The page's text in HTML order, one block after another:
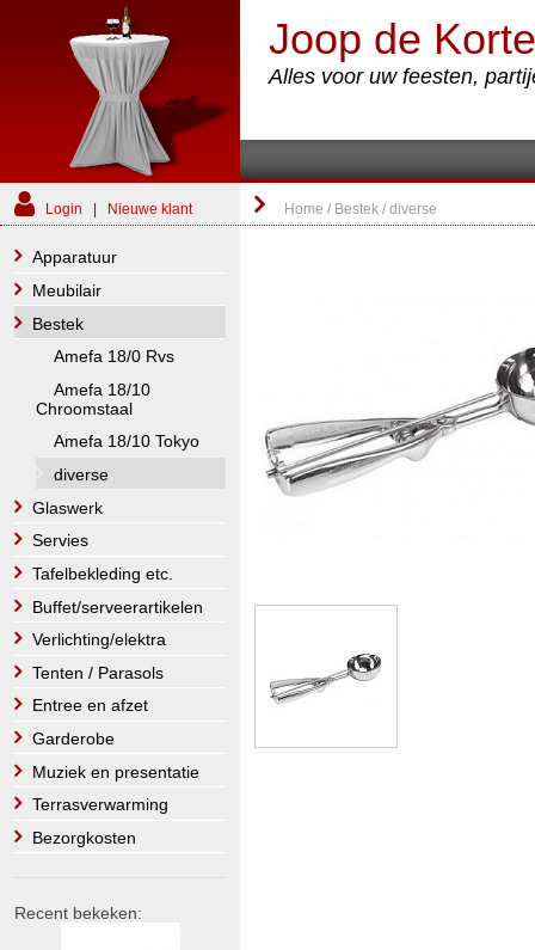
Joop de
Alles voor uw feesten,
Login Nieuwe klant Home / Bestek /diverse
Apparatuur
Meubilair
Bestek
Amefa 18/0 Rvs
Amefa 18/10
Chroomstaal
Amefa 18/10 Tokyo
diverse
Glaswerk
Servies
Tafelbekleding etc.
Buffet/serveerartikelen
Verlichting/elektra
Tenten / Parasols
Entree en afzet
Garderobe
Muziek en presentatie
Terrasverwarming
Bezorgkosten
Recent bekeken: